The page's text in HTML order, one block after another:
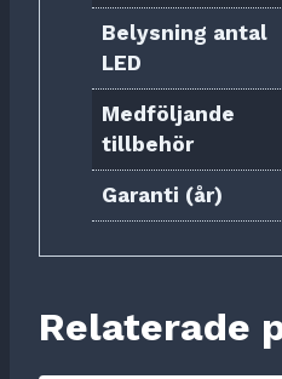
Belysning antal
LED
Medföljande
tillbehör
Garanti (år)
Relaterade